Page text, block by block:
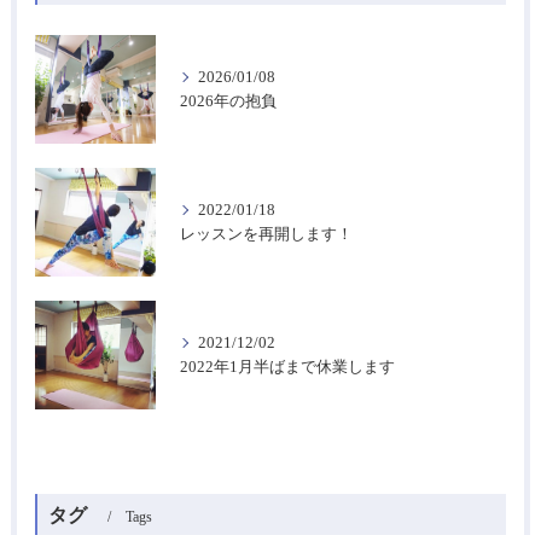
2026/01/08
2026年の抱負
2022/01/18
レッスンを再開します！
2021/12/02
2022年1月半ばまで休業します
タグ Tags